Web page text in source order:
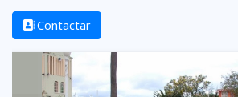
Contactar